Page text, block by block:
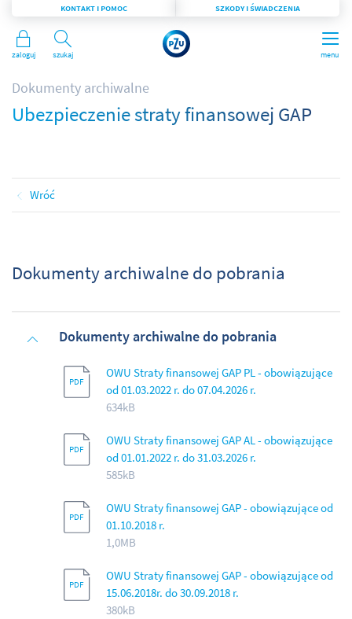
menu
Szukaj
KONTAKT I POMOC SZKODY I ŚWIADCZENIA
Zaloguj
Dokumenty archiwalne
Ubezpieczenie straty finansowej GAP
Wróć
Dokumenty archiwalne do pobrania
Dokumenty archiwalne do pobrania
OWU Straty finansowej GAP PL - obowiązujące
od 01.03.2022 r. do 07.04.2026 r.
634kB
OWU Straty finansowej GAP AL - obowiązujące
od 01.01.2022 r. do 31.03.2026 r.
585kB
OWU Straty finansowej GAP - obowiązujące od
01.10.2018 r.
1,0MB
OWU Straty finansowej GAP - obowiązujące od
15.06.2018r. do 30.09.2018 r.
380kB